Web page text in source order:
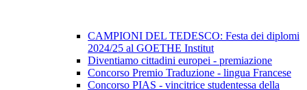
CAMPIONI DEL TEDESCO: Festa dei diplomi
2024/25 al GOETHE Institut
Diventiamo cittadini europei - premiazione
Concorso Premio Traduzione - lingua Francese
Concorso PIAS - vincitrice studentessa della